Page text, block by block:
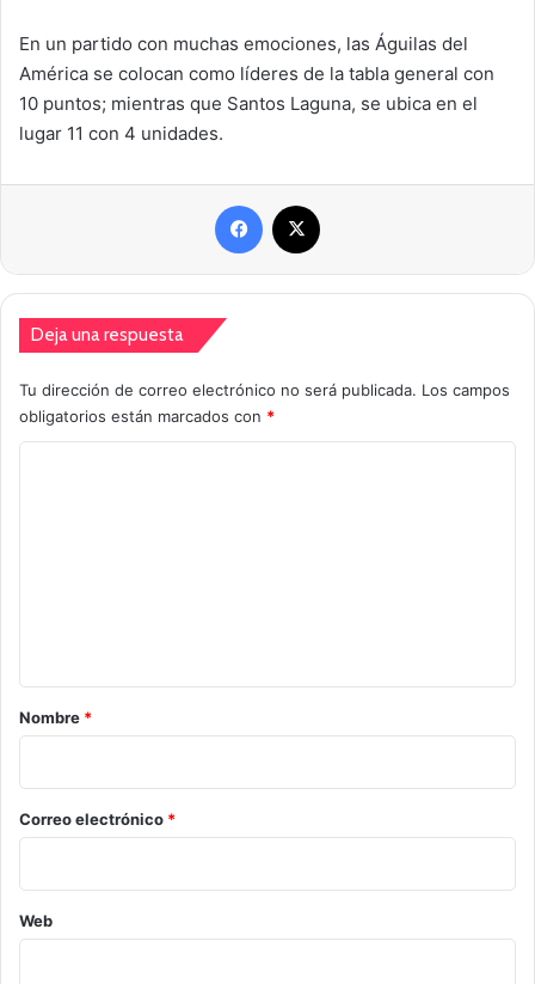
En un partido con muchas emociones, las Águilas del
América se colocan como líderes de la tabla general con
10 puntos; mientras que Santos Laguna, se ubica en el
lugar 11 con 4 unidades.
Facebook
Deja una respuesta
Tu dirección de correo electrónico no será publicada. Los campos
obligatorios están marcados con *
r
o
*
Nombre *
Correo electrónico *
Web